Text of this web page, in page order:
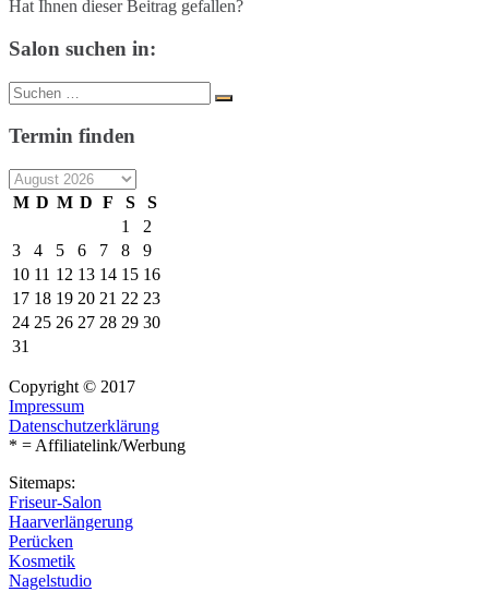
Hat Ihnen dieser Beitrag gefallen?
Salon suchen in:
Suche
nach:
Suchen
Termin finden
M D M D F S
S
1
2
3
4 5 6 7 8
9
10 11 12 13 14 15 16
17 18 19 20 21 22 23
24 25 26 27 28 29 30
31
Copyright © 2017
Impressum
Datenschutzerklärung
* = Affiliatelink/Werbung
Sitemaps:
Friseur-Salon
Haarverlängerung
Perücken
Kosmetik
Nagelstudio